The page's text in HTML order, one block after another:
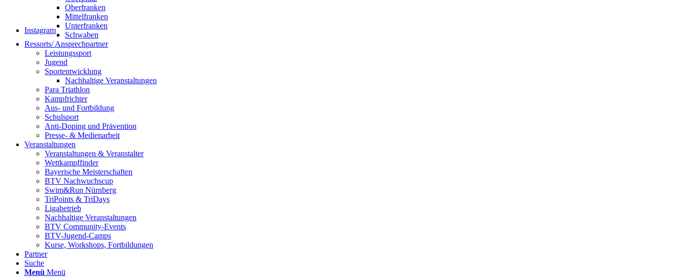
Instagram
Oberfranken
Mittelfranken
Unterfranken
Schwaben
Ressorts/ Ansprechpartner
Leistungssport
Jugend
Sportentwicklung
Nachhaltige Veranstaltungen
Para Triathlon
Kampfrichter
Aus- und Fortbildung
Schulsport
Anti-Doping und Prävention
Presse- & Medienarbeit
Veranstaltungen
Veranstaltungen & Veranstalter
Wettkampffinder
Bayerische Meisterschaften
BTV Nachwuchscup
Swim&Run Nürnberg
TriPoints & TriDays
Ligabetrieb
Nachhaltige Veranstaltungen
BTV Community-Events
BTV-Jugend-Camps
Kurse, Workshops, Fortbildungen
Partner
Suche
Menü Menü